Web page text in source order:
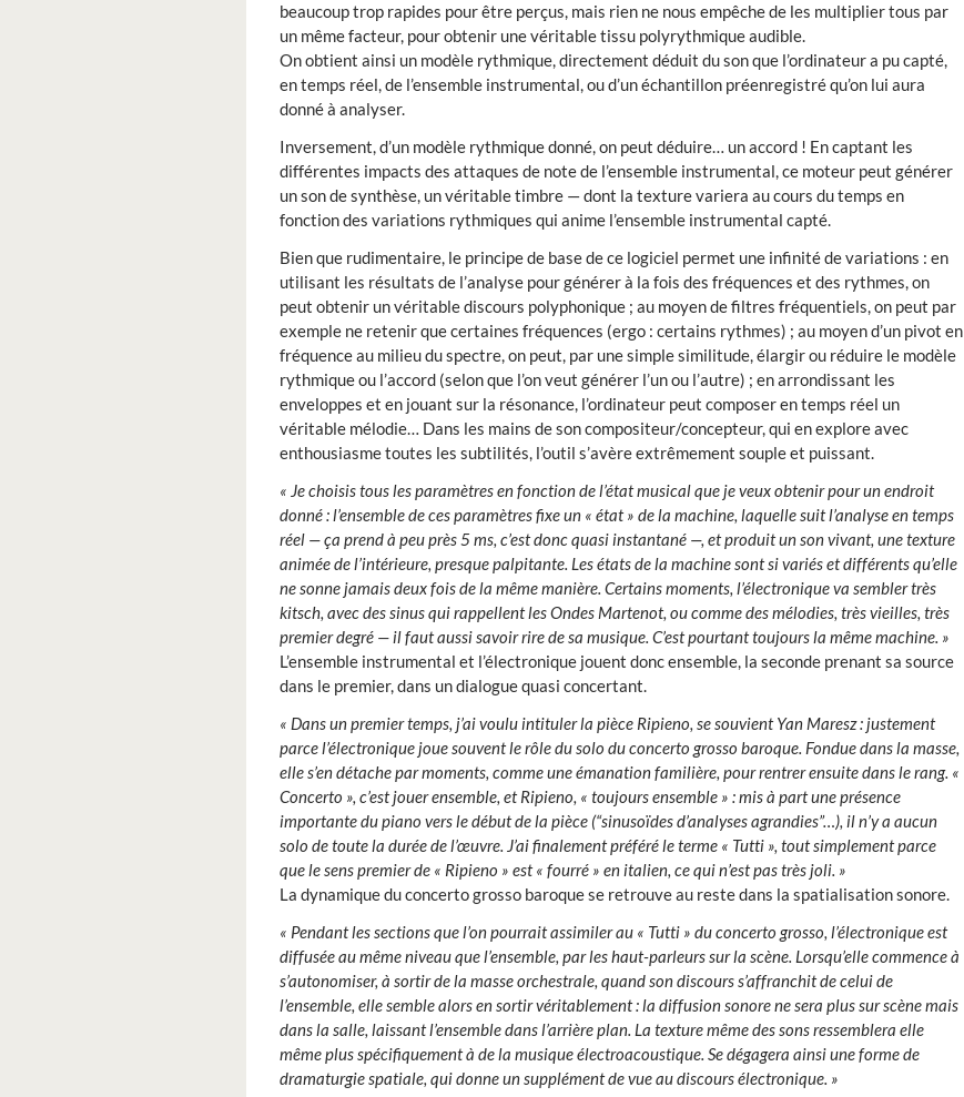
beaucoup trop rapides pour être perçus, mais rien ne nous empêche de les multiplier tous par
un même facteur, pour obtenir une véritable tissu polyrythmique audible.
On obtient ainsi un modèle rythmique, directement déduit du son que l’ordinateur a pu capté,
en temps réel, de l’ensemble instrumental, ou d’un échantillon préenregistré qu’on lui aura
donné à analyser.
Inversement, d’un modèle rythmique donné, on peut déduire… un accord ! En captant les
différentes impacts des attaques de note de l’ensemble instrumental, ce moteur peut générer
un son de synthèse, un véritable timbre — dont la texture variera au cours du temps en
fonction des variations rythmiques qui anime l’ensemble instrumental capté.
Bien que rudimentaire, le principe de base de ce logiciel permet une infinité de variations : en
utilisant les résultats de l’analyse pour générer à la fois des fréquences et des rythmes, on
peut obtenir un véritable discours polyphonique ; au moyen de filtres fréquentiels, on peut par
exemple ne retenir que certaines fréquences (ergo : certains rythmes) ; au moyen d’un pivot en
fréquence au milieu du spectre, on peut, par une simple similitude, élargir ou réduire le modèle
rythmique ou l’accord (selon que l’on veut générer l’un ou l’autre) ; en arrondissant les
enveloppes et en jouant sur la résonance, l’ordinateur peut composer en temps réel un
véritable mélodie… Dans les mains de son compositeur/concepteur, qui en explore avec
enthousiasme toutes les subtilités, l’outil s’avère extrêmement souple et puissant.
« Je choisis tous les paramètres en fonction de l’état musical que je veux obtenir pour un endroit
donné : l’ensemble de ces paramètres fixe un « état » de la machine, laquelle suit l’analyse en temps
réel — ça prend à peu près 5 ms, c’est donc quasi instantané —, et produit un son vivant, une texture
animée de l’intérieure, presque palpitante. Les états de la machine sont si variés et différents qu’elle
ne sonne jamais deux fois de la même manière. Certains moments, l’électronique va sembler très
kitsch, avec des sinus qui rappellent les Ondes Martenot, ou comme des mélodies, très vieilles, très
premier degré — il faut aussi savoir rire de sa musique. C’est pourtant toujours la même machine. »
L’ensemble instrumental et l’électronique jouent donc ensemble, la seconde prenant sa source
dans le premier, dans un dialogue quasi concertant.
« Dans un premier temps, j’ai voulu intituler la pièce Ripieno, se souvient Yan Maresz : justement
parce l’électronique joue souvent le rôle du solo du concerto grosso baroque. Fondue dans la masse,
elle s’en détache par moments, comme une émanation familière, pour rentrer ensuite dans le rang. «
Concerto », c’est jouer ensemble, et Ripieno, « toujours ensemble » : mis à part une présence
importante du piano vers le début de la pièce (“sinusoïdes d’analyses agrandies”…), il n’y a aucun
solo de toute la durée de l’œuvre. J’ai finalement préféré le terme « Tutti », tout simplement parce
que le sens premier de « Ripieno » est « fourré » en italien, ce qui n’est pas très joli. »
La dynamique du concerto grosso baroque se retrouve au reste dans la spatialisation sonore.
« Pendant les sections que l’on pourrait assimiler au « Tutti » du concerto grosso, l’électronique est
diffusée au même niveau que l’ensemble, par les haut-parleurs sur la scène. Lorsqu’elle commence à
s’autonomiser, à sortir de la masse orchestrale, quand son discours s’affranchit de celui de
l’ensemble, elle semble alors en sortir véritablement : la diffusion sonore ne sera plus sur scène mais
dans la salle, laissant l’ensemble dans l’arrière plan. La texture même des sons ressemblera elle
même plus spécifiquement à de la musique électroacoustique. Se dégagera ainsi une forme de
dramaturgie spatiale, qui donne un supplément de vue au discours électronique. »